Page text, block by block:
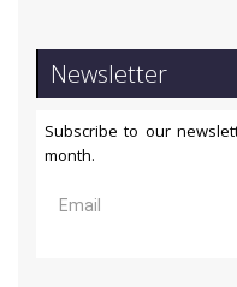
Newsletter
Subscribe to our
month.